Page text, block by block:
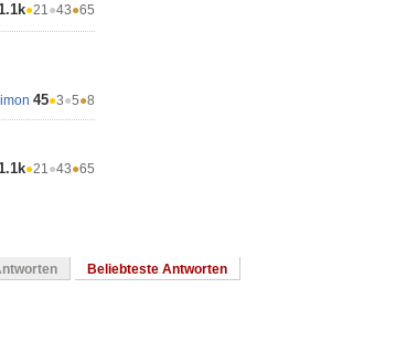
●21●43●65
45●3●5●8
●21●43●65
Beliebteste Antworten